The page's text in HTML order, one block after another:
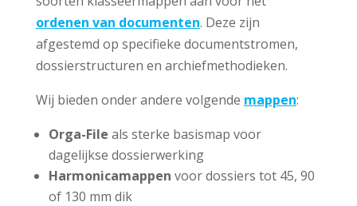
ordenen van documenten. Deze zijn
afgestemd op specifieke documentstromen,
dossierstructuren en archiefmethodieken.
Wij bieden onder andere volgende mappen:
Orga-File als sterke basismap voor
dagelijkse dossierwerking
Harmonicamappen voor dossiers tot 45, 90
of 130 mm dik